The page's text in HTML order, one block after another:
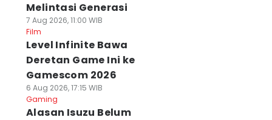
Melintasi Generasi
7 Aug 2026, 11:00 WIB
Film
Level Infinite Bawa
Deretan Game Ini ke
Gamescom 2026
6 Aug 2026, 17:15 WIB
Gaming
Alasan Isuzu Belum